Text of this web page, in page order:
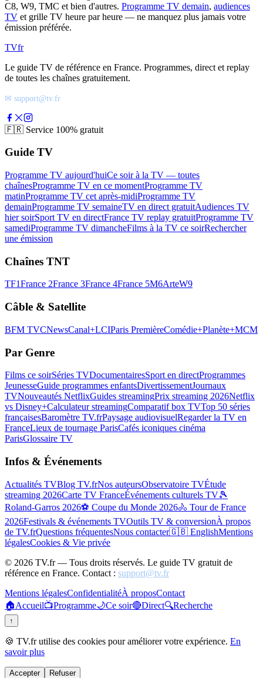
C8, W9, TMC et bien d'autres. Programme TV demain, audiences
TV et grille TV heure par heure — ne manquez plus jamais votre
émission préférée.
TVfr
Le guide TV de référence en France. Programmes, direct et replay
de toutes les chaînes gratuitement.
✉ support@tv.fr
🇫🇷 Service 100% gratuit
Guide TV
Programme TV aujourd'huiCe soir à la TV — toutes
chaînesProgramme TV en ce momentProgramme TV
matinProgramme TV cet après-midiProgramme TV
demainProgramme TV semaineTV en direct gratuitAudiences TV
hier soirSport TV en directFrance TV replay gratuitProgramme TV
samediProgramme TV dimancheFilms à la TV ce soirRechercher
une émission
Chaînes TNT
TF1France 2France 3France 4France 5M6ArteW9
Câble & Satellite
BFM TVCNewsCanal+LCIParis PremièreComédie+Planète+MCM
Par Genre
Films ce soirSéries TVDocumentairesSport en directProgrammes
JeunesseGuide programmes enfantsDivertissementJournaux
TVNouveautés NetflixGuides streamingPrix streaming 2026Netflix
vs Disney+Calculateur streamingComparatif box TVTop 50 séries
françaisesBaromètre TV.frPaysage audiovisuelRegarder la TV en
FranceLieux de tournage ParisCafés iconiques cinéma
ParisGlossaire TV
Infos & Événements
Actualités TVBlog TV.frNos auteursObservatoire TVÉtude
streaming 2026Carte TV FranceÉvénements culturels TV🎾
Roland-Garros 2026⚽ Coupe du Monde 2026🚴 Tour de France
2026Festivals & événements TVOutils TV & conversionÀ propos
de TV.frQuestions fréquentesNous contacter🇬🇧 EnglishMentions
légalesCookies & Vie privée
© 2026 TV.fr — Tous droits réservés. Le guide TV gratuit de
référence en France. Contact : support@tv.fr
Mentions légalesConfidentialitéÀ proposContact
🏠Accueil📺Programme🌙Ce soir🔴Direct🔍Recherche
↑
🍪 TV.fr utilise des cookies pour améliorer votre expérience. En
savoir plus
Accepter Refuser